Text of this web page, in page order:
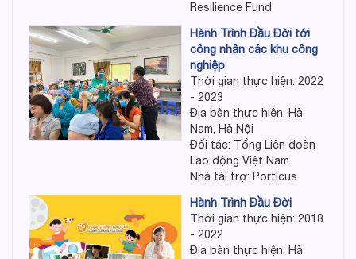
Resilience Fund
Hành Trình Đầu Đời tới
công nhân các khu công
nghiệp
Thời gian thực hiện: 2022
- 2023
Địa bàn thực hiện: Hà
Nam, Hà Nội
Đối tác: Tổng Liên đoàn
Lao động Việt Nam
Nhà tài trợ: Porticus
Hành Trình Đầu Đời
Thời gian thực hiện: 2018
- 2022
Địa bàn thực hiện: Hà